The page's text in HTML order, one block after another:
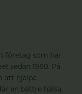
företag som har
sedan 1980. På
att hjälpa
en bättre hälsa,